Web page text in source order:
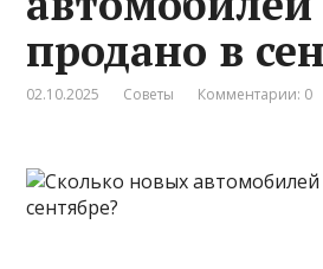
продано в
02.10.2025 Советы Комментарии: 0